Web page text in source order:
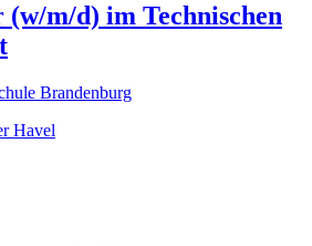
m/d) im Technischen
Brandenburg
Havel